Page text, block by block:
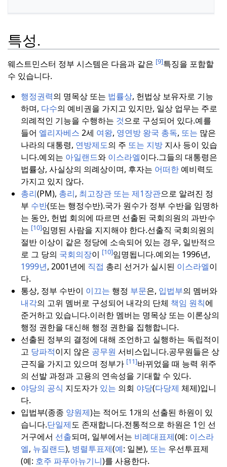
특성.
웨스트민스터 정부 시스템은 다음과 같은 [9]특징을 포함할
수 있습니다.
행정권력의 명목상 또는 법률상, 헌법상 보유자로 기능
하며, 다수의 예비권을 가지고 있지만, 일상 업무는 주로
의례적인 기능을 수행하는 것으로 구성되어 있다.예를
들어 엘리자베스 2세 여왕, 영연방 왕국 총독, 또는 많은
나라의 대통령, 연방제도의 주 또는 지방지사 등이 있습
니다.예외는 아일랜드와 이스라엘이다.그들의 대통령은
법률상, 사실상의 의례상이며, 후자는 어떠한예비력도
가지고 있지 않다.
총리(PM), 총리, 최고장관 또는 제1장관으로 알려진 정
부 수반(또는 행정수반).국가 원수가 정부 수반을 임명하
는 동안, 헌법 회의에 따르면 선출된 국회의원의 과반수
는 [10]임명된 사람을 지지해야 한다.선출직 국회의원의
절반 이상이 같은 정당에 소속되어 있는 경우, 일반적으
로 그 당의 국회의장이 [10]임명됩니다.예외는 1996년,
1999년, 2001년에 직접 총리 선거가 실시된 이스라엘이
다.
통상, 정부 수반이 이끄는 행정 부문은, 입법부의 멤버와
내각의 고위 멤버로 구성되어 내각의 단체 책임 원칙에
준거하고 있습니다.이러한 멤버는 명목상 또는 이론상의
행정 권한을 대신해 행정 권한을 집행합니다.
선출된 정부의 결정에 대해 조언하고 실행하는 독립적이
고 당파적이지 않은 공무원 서비스입니다.공무원들은 상
근직을 가지고 있으며 정부가 [11]바뀌었을 때 능력 위주
의 선발 과정과 고용의 연속성을 기대할 수 있다.
야당의 공식 지도자가 있는 의회 야당(다당제 체제)입니
다.
입법부(종종 양원제)는 적어도 1개의 선출된 하원이 있
습니다.단일제도 존재합니다.전통적으로 하원은 1인 선
거구에서 선출되며, 일부에서는 비례대표제(예: 이스라
엘, 뉴질랜드), 병렬투표제(예: 일본), 또는 우선투표제
(예: 호주 파푸아뉴기니)를 사용한다.